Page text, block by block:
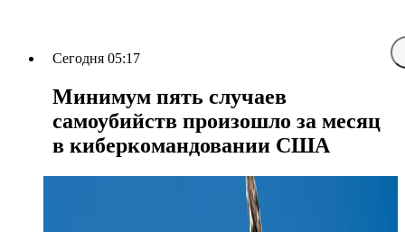
Сегодня 05:17
Минимум пять случаев
самоубийств произошло за месяц
в киберкомандовании США